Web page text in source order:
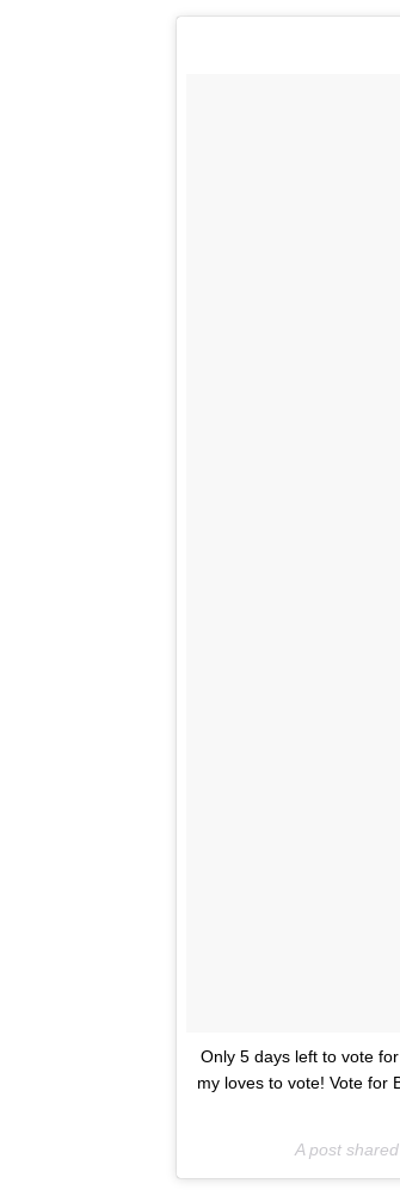
Only 5 days left to vote
my loves to vote! Vote for
A post